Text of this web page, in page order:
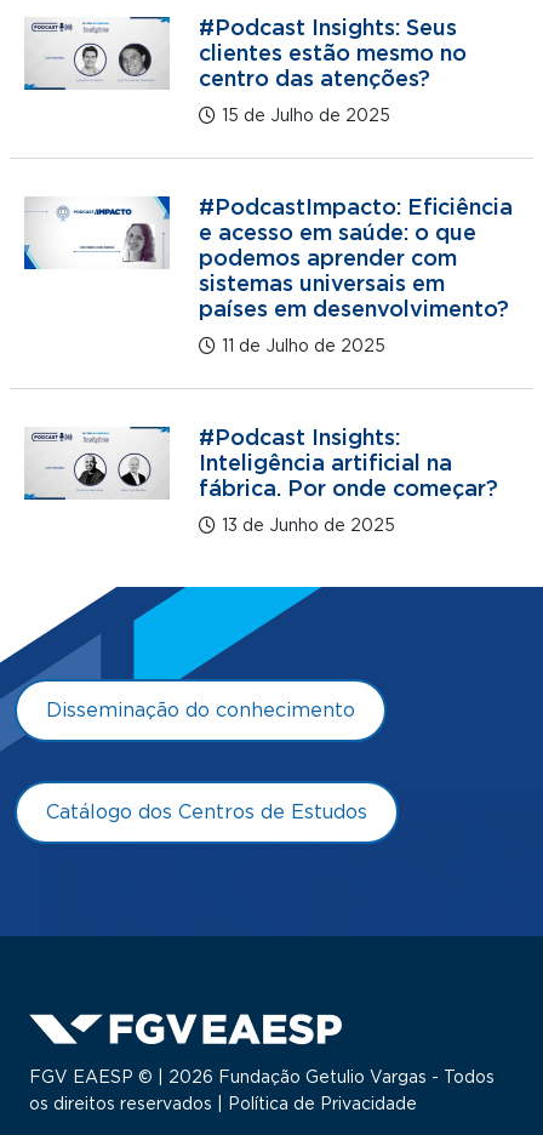
#Podcast Insights: Seus
clientes estão mesmo no
centro das atenções?
15 de Julho de 2025
#PodcastImpacto: Eficiência
e acesso em saúde: o que
podemos aprender com
sistemas universais em
países em desenvolvimento?
11 de Julho de 2025
#Podcast Insights:
Inteligência artificial na
fábrica. Por onde começar?
13 de Junho de 2025
Disseminação do conhecimento
Catálogo dos Centros de Estudos
FGV EAESP © | 2026 Fundação Getulio Vargas - Todos
os direitos reservados |
Política de Privacidade